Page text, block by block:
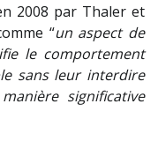
2008 par Thaler et
“un aspect de
le comportement
sans leur interdire
significative